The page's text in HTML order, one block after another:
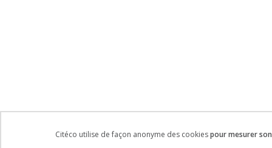
Citéco utilise de façon anonyme des cookiespour mesurer